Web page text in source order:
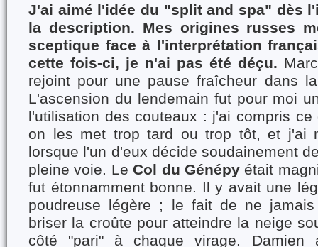
J'ai aimé l'idée du "split and spa" dès
la description. Mes origines russes
sceptique face à l'interprétation
cette fois-ci, je n'ai pas été déçu.
rejoint pour une pause fraîcheur dans
L'ascension du lendemain fut pour moi
l'utilisation des couteaux : j'ai compris
on les met trop tard ou trop tôt, et j'ai
lorsque l'un d'eux décide soudainement
pleine voie. Le Col du Génépy était
fut étonnamment bonne. Il y avait une
poudreuse légère ; le fait de ne
briser la croûte pour atteindre la neige
côté "pari" à chaque virage. Damien